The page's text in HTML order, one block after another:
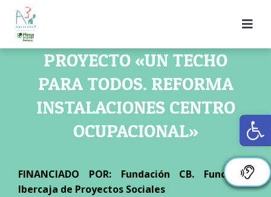
PROYECTO «UN TECHO
PARA TODOS. REFORMA
INSTALACIONES CENTRO
OCUPACIONAL»
FINANCIADO POR: Fundación CB. Fundación
Ibercaja de Proyectos Sociales